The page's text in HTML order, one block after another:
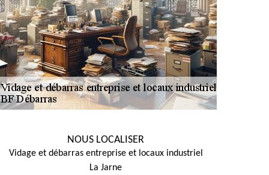
NOUS LOCALISER
Vidage et débarras entreprise et locaux industriel
La Jarne